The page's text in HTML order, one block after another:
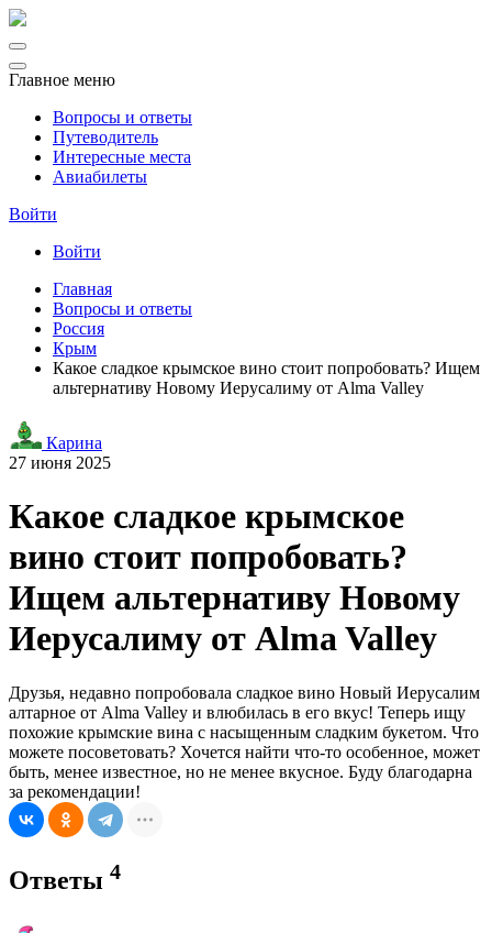
Главное меню
Вопросы и ответы
Путеводитель
Интересные места
Авиабилеты
Войти
Войти
Главная
Вопросы и ответы
Россия
Крым
Какое сладкое крымское вино стоит попробовать? Ищем
альтернативу Новому Иерусалиму от Alma Valley
Карина
27 июня 2025
Какое сладкое крымское
вино стоит попробовать?
Ищем альтернативу Новому
Иерусалиму от Alma Valley
Друзья, недавно попробовала сладкое вино Новый Иерусалим
алтарное от Alma Valley и влюбилась в его вкус! Теперь ищу
похожие крымские вина с насыщенным сладким букетом. Что
можете посоветовать? Хочется найти что-то особенное, может
быть, менее известное, но не менее вкусное. Буду благодарна
за рекомендации!
Ответы 4